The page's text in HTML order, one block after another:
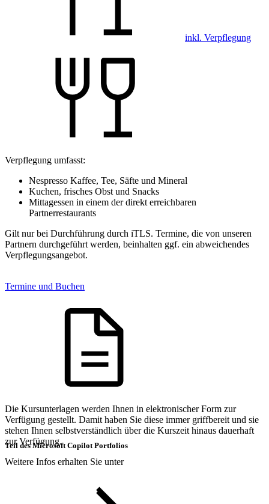
inkl. Verpflegung
Verpflegung umfasst:
Nespresso Kaffee, Tee, Säfte und Mineral
Kuchen, frisches Obst und Snacks
Mittagessen in einem der direkt erreichbaren
Partnerrestaurants
Gilt nur bei Durchführung durch iTLS. Termine, die von unseren
Partnern durchgeführt werden, beinhalten ggf. ein abweichendes
Verpflegungsangebot.
Termine und Buchen
Die Kursunterlagen werden Ihnen in elektronischer Form zur
Verfügung gestellt. Damit haben Sie diese immer griffbereit und sie
stehen Ihnen selbstverständlich über die Kurszeit hinaus dauerhaft
zur Verfügung.
Weitere Infos erhalten Sie unter
Teil des Microsoft Copilot Portfolios